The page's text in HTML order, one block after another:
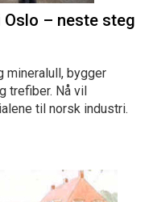
Oslo – neste steg
mineralull, bygger
trefiber. Nå vil
til norsk industri.